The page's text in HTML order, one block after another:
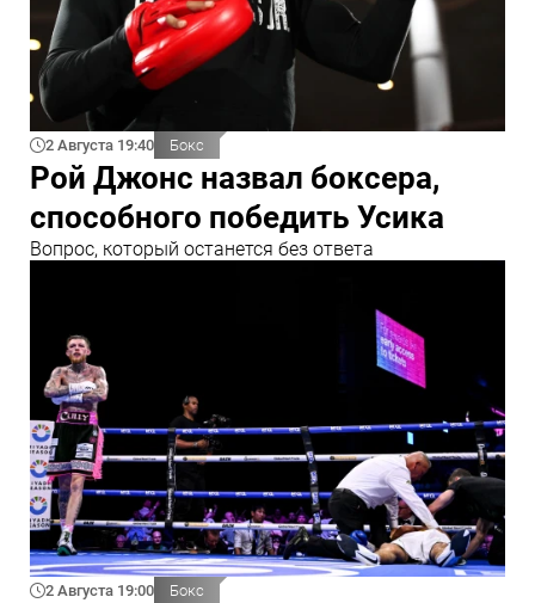
2 Августа 19:40 Бокс
Рой Джонс назвал боксера,
способного победить Усика
Вопрос, который останется без ответа
2 Августа 19:00 Бокс